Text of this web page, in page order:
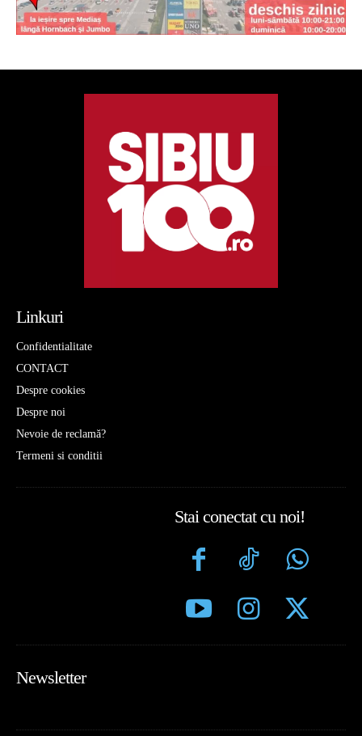
Linkuri
Confidentialitate
CONTACT
Despre cookies
Despre noi
Nevoie de reclamă?
Termeni si conditii
Stai conectat cu noi!
Newsletter